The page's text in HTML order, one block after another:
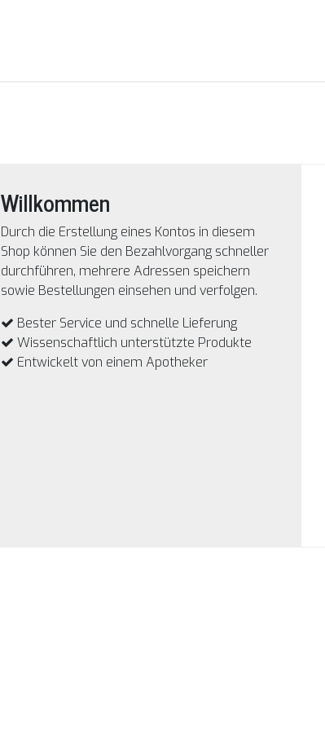
Willkommen
Durch die Erstellung eines Kontos in diesem
Shop können Sie den Bezahlvorgang schneller
durchführen, mehrere Adressen speichern
sowie Bestellungen einsehen und verfolgen.
Bester Service und schnelle Lieferung
Wissenschaftlich unterstützte Produkte
Entwickelt von einem Apotheker